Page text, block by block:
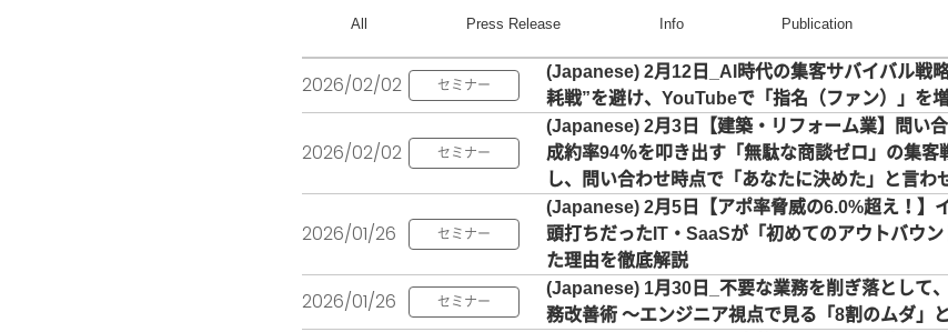
All Press Release Info Publication
2026/02/02 セミナー
2月12日_AI時代の集客サバイバル戦
耗戦”を避け、YouTubeで「指名（ファン）」を
2026/02/02 セミナー
2月3日【建築・リフォーム業】問い
成約率94％を叩き出す「無駄な商談ゼロ」の集客
し、問い合わせ時点で「あなたに決めた」と言わ
2026/01/26 セミナー
2月5日【アポ率脅威の6.0%超え！】
頭打ちだったIT・SaaSが「初めてのアウトバウ
た理由を徹底解説
2026/01/26 セミナー
1月30日_不要な業務を削ぎ落として
務改善術 〜エンジニア視点で見る「8割のムダ」